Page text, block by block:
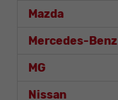
Mazda
Mercedes-Benz
MG
Nissan